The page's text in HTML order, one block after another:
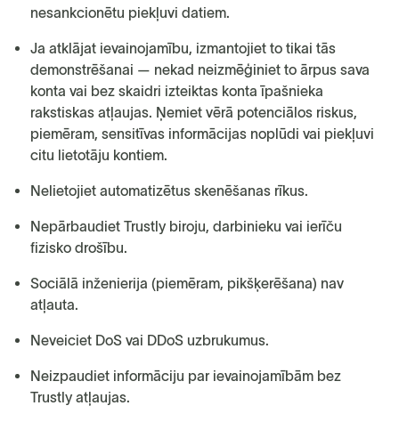
nesankcionētu piekļuvi datiem.
Ja atklājat ievainojamību, izmantojiet to tikai tās
demonstrēšanai — nekad neizmēģiniet to ārpus sava
konta vai bez skaidri izteiktas konta īpašnieka
rakstiskas atļaujas. Ņemiet vērā potenciālos riskus,
piemēram, sensitīvas informācijas noplūdi vai piekļuvi
citu lietotāju kontiem.
Nelietojiet automatizētus skenēšanas rīkus.
Nepārbaudiet Trustly biroju, darbinieku vai ierīču
fizisko drošību.
Sociālā inženierija (piemēram, pikšķerēšana) nav
atļauta.
Neveiciet DoS vai DDoS uzbrukumus.
Neizpaudiet informāciju par ievainojamībām bez
Trustly atļaujas.